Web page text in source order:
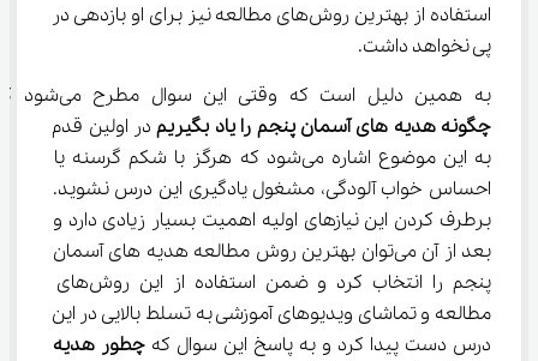
استفاده از بهترین روش‌های مطالعه نیز برای او بازدهی در
پی نخواهد داشت.
به همین دلیل است که وقتی این سوال مطرح می‌شود که
چگونه هدیه‌ های آسمان پنجم را یاد بگیریم
در اولین قدم
به این موضوع اشاره می‌شود که هرگز با شکم گرسنه یا
احساس خواب آلودگی، مشغول یادگیری این درس نشوید.
برطرف کردن این نیازهای اولیه اهمیت بسیار زیادی دارد و
بعد از آن می‌توان بهترین روش مطالعه هدیه ‌های آسمان
پنجم را انتخاب کرد و ضمن استفاده از این روش‌های
مطالعه و تماشای ویدیوهای آموزشی به تسلط بالایی در این
درس دست پیدا کرد و به پاسخ این سوال که چطور هدیه